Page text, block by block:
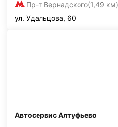
Пр-т Вернадского(1,49 км)
ул. Удальцова, 60
Автосервис Алтуфьево